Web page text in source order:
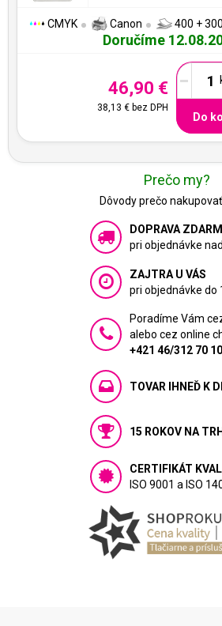
CMYK Canon 400 +
Doručíme
46,90 €
38,13 € bez DPH
-
Do
Prečo my?
Dôvody prečo
DOPRAVA
pri objednávke
ZAJTRA U VÁS
pri objednávke do
Poradíme Vám
alebo cez online
+421 46/312 70 10
TOVAR IHNEĎ K
15 ROKOV NA
CERTIFIKÁT
ISO 9001 a ISO